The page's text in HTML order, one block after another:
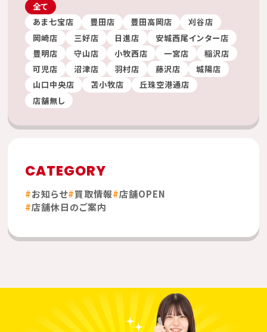
全て
あま七宝店
豊田店 豊田高岡店
刈谷店
岡崎店
三好店 日進店
安城西尾インター店
豊明店
守山店 小牧西店 一宮店
稲沢店
可児店
沼津店 羽村店 藤沢店
城陽店
山口中央店
苫小牧店
丘珠空港通店
店舗無し
CATEGORY
お知らせ 買取情報 店舗OPEN
店舗休日のご案内